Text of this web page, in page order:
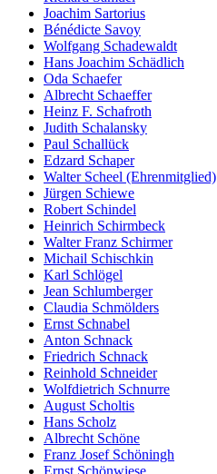
Joachim Sartorius
Bénédicte Savoy
Wolfgang Schadewaldt
Hans Joachim Schädlich
Oda Schaefer
Albrecht Schaeffer
Heinz F. Schafroth
Judith Schalansky
Paul Schallück
Edzard Schaper
Walter Scheel (Ehrenmitglied)
Jürgen Schiewe
Robert Schindel
Heinrich Schirmbeck
Walter Franz Schirmer
Michail Schischkin
Karl Schlögel
Jean Schlumberger
Claudia Schmölders
Ernst Schnabel
Anton Schnack
Friedrich Schnack
Reinhold Schneider
Wolfdietrich Schnurre
August Scholtis
Hans Scholz
Albrecht Schöne
Franz Josef Schöningh
Ernst Schönwiese